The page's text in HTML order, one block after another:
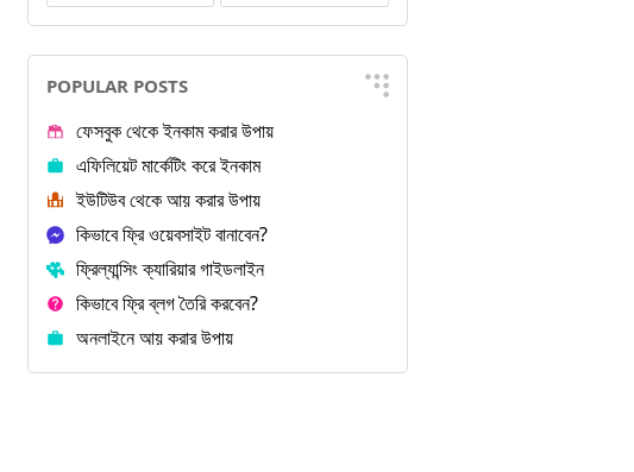
POPULAR POSTS
ফেসবুক থেকে ইনকাম করার উপায়
এফিলিয়েট মার্কেটিং করে ইনকাম
ইউটিউব থেকে আয় করার উপায়
কিভাবে ফ্রি ওয়েবসাইট বানাবেন?
ফ্রিল্যান্সিং ক্যারিয়ার গাইডলাইন
কিভাবে ফ্রি ব্লগ তৈরি করবেন?
অনলাইনে আয় করার উপায়